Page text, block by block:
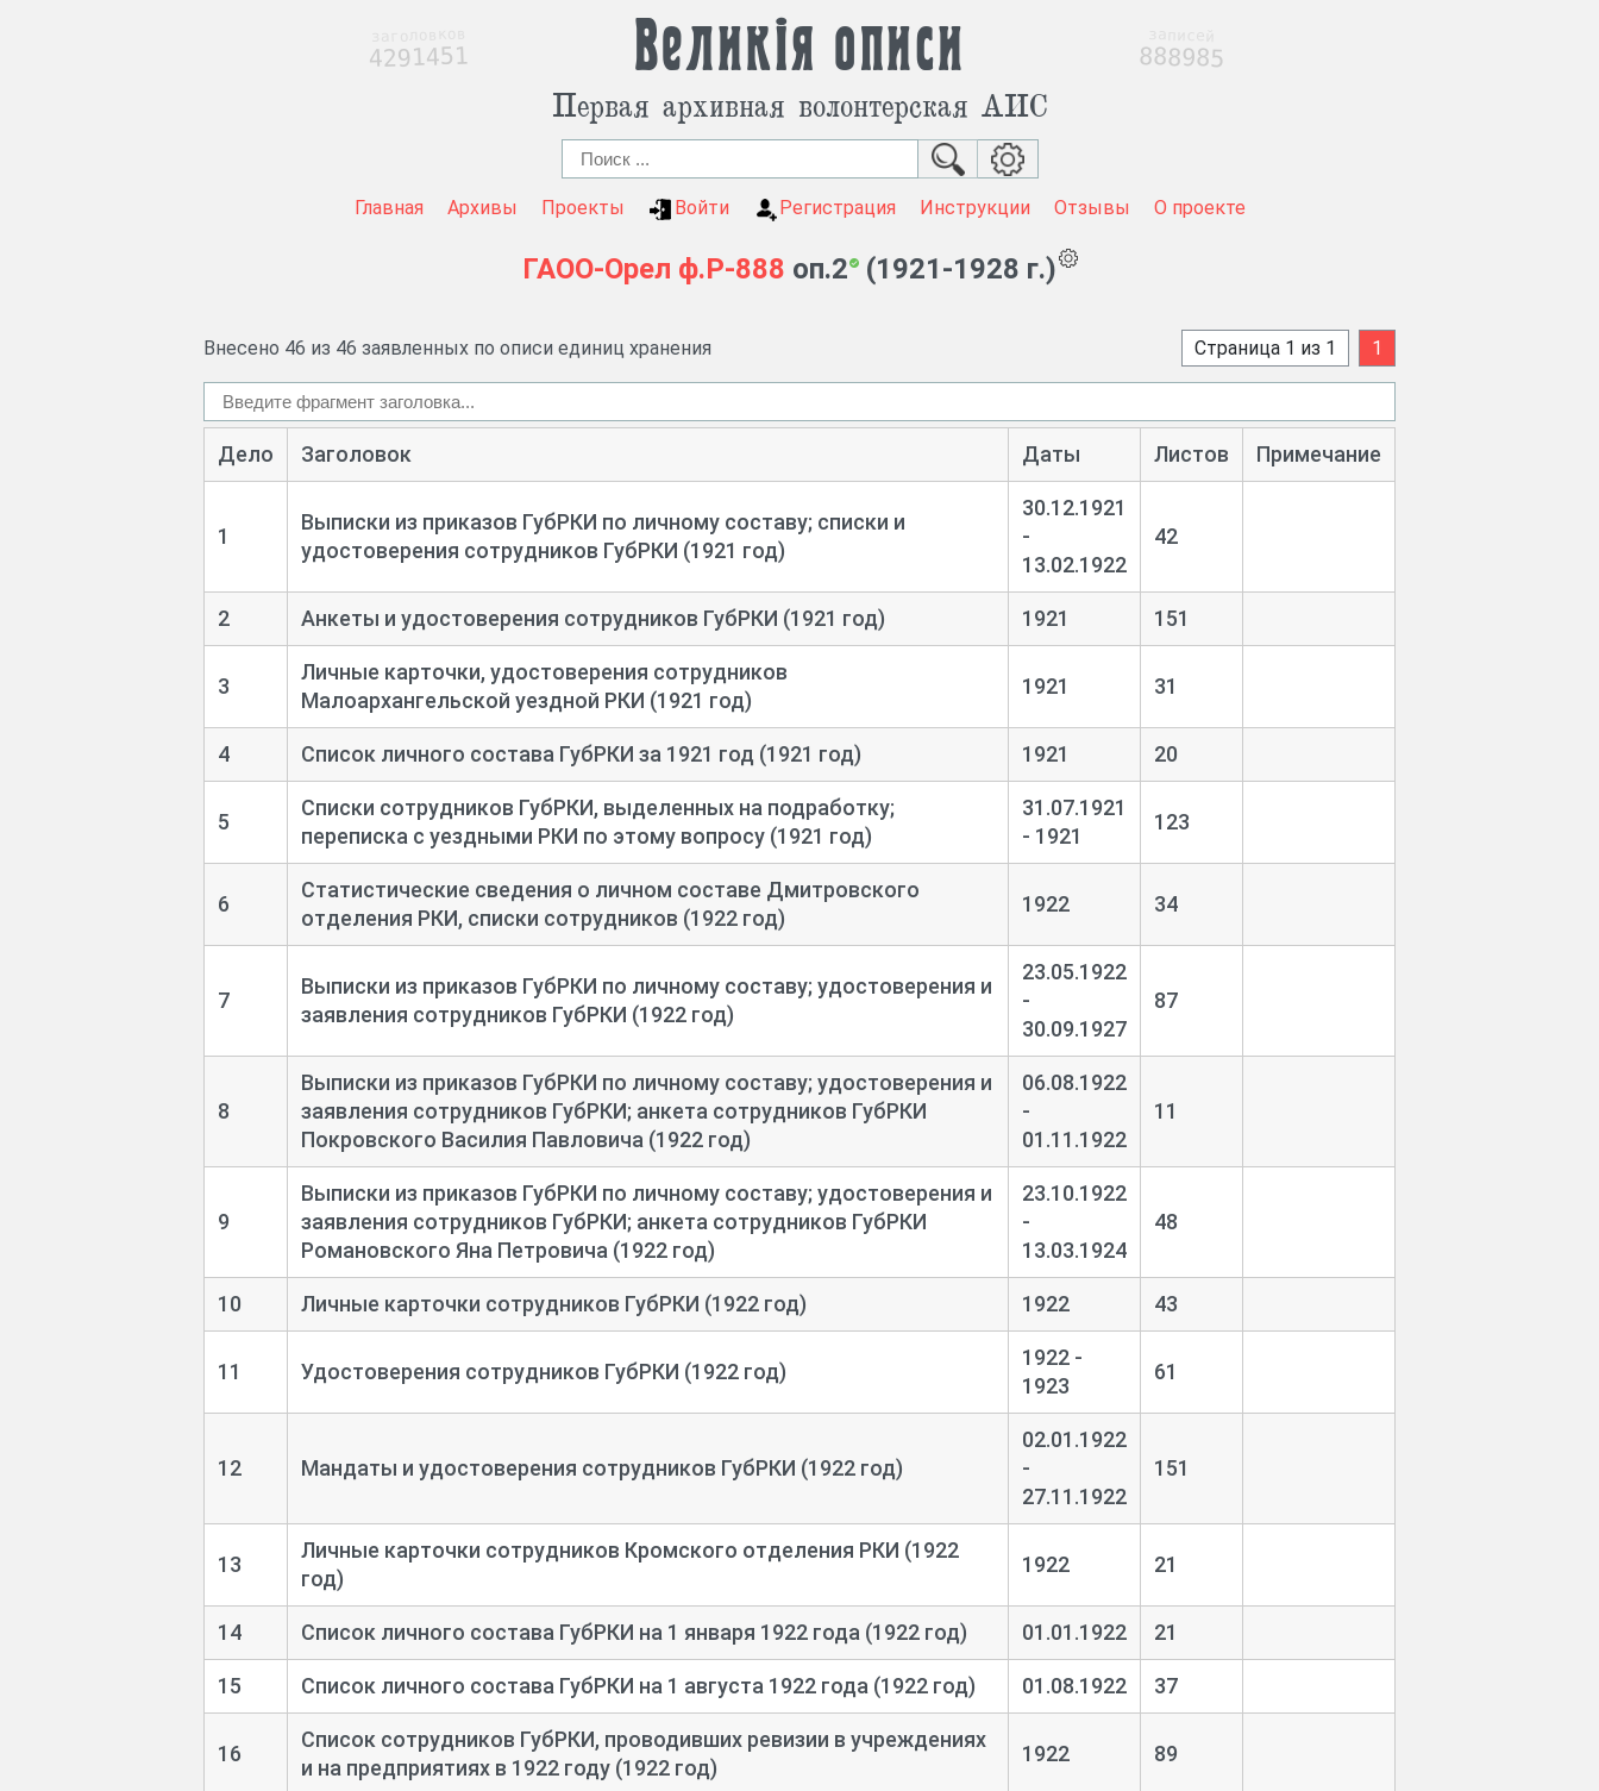
Великія описи
Первая архивная волонтерская АИС
Главная Архивы Проекты Войти Регистрация Инструкции Отзывы О проекте
ГАОО-Орел ф.Р-888 оп.2 (1921-1928 г.)
Внесено 46 из 46 заявленных по описи единиц хранения Страница 1 из 1 1
Дело Заголовок Даты Листов Примечание
1
Выписки из приказов ГубРКИ по личному составу; списки и
удостоверения сотрудников ГубРКИ (1921 год)
30.12.1921
-
13.02.1922
42
2 Анкеты и удостоверения сотрудников ГубРКИ (1921 год) 1921 151
3
Личные карточки, удостоверения сотрудников
Малоархангельской уездной РКИ (1921 год)
1921 31
4 Список личного состава ГубРКИ за 1921 год (1921 год) 1921 20
5
Списки сотрудников ГубРКИ, выделенных на подработку;
переписка с уездными РКИ по этому вопросу (1921 год)
31.07.1921
- 1921
123
6
Статистические сведения о личном составе Дмитровского
отделения РКИ, списки сотрудников (1922 год)
1922 34
7
Выписки из приказов ГубРКИ по личному составу; удостоверения и
заявления сотрудников ГубРКИ (1922 год)
23.05.1922
-
30.09.1927
87
8
Выписки из приказов ГубРКИ по личному составу; удостоверения и
заявления сотрудников ГубРКИ; анкета сотрудников ГубРКИ
Покровского Василия Павловича (1922 год)
06.08.1922
-
01.11.1922
11
9
Выписки из приказов ГубРКИ по личному составу; удостоверения и
заявления сотрудников ГубРКИ; анкета сотрудников ГубРКИ
Романовского Яна Петровича (1922 год)
23.10.1922
-
13.03.1924
48
10 Личные карточки сотрудников ГубРКИ (1922 год) 1922 43
11 Удостоверения сотрудников ГубРКИ (1922 год)
1922 -
1923
61
12 Мандаты и удостоверения сотрудников ГубРКИ (1922 год)
02.01.1922
-
27.11.1922
151
13
Личные карточки сотрудников Кромского отделения РКИ (1922
год)
1922 21
14 Список личного состава ГубРКИ на 1 января 1922 года (1922 год) 01.01.1922 21
15 Список личного состава ГубРКИ на 1 августа 1922 года (1922 год) 01.08.1922 37
16
Список сотрудников ГубРКИ, проводивших ревизии в учреждениях
и на предприятиях в 1922 году (1922 год)
1922 89
4291451 888985